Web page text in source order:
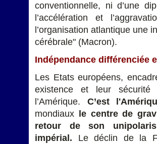
conventionnelle, ni d’une
l’accélération et
l’organisation atlantique une
cérébrale" (Macron).
Indépendance différenciée
Les Etats européens,
existence et leur
l’Amérique. C’est
mondiaux le centre de
retour de son
impérial. Le déclin de la